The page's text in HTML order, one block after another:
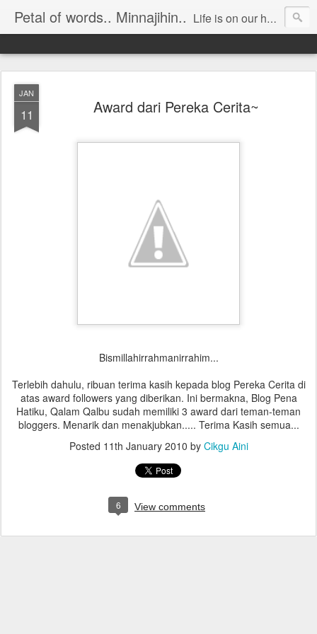
Petal of words.. Minnajihin.. Life is on our hand; Akhirat is in our heart..
JAN
11 Award dari Pereka Cerita~
Bismillahirrahmanirrahim...
Terlebih dahulu, ribuan terima kasih kepada blog Pereka Cerita di
atas award followers yang diberikan. Ini bermakna, Blog Pena
Hatiku, Qalam Qalbu sudah memiliki 3 award dari teman-teman
bloggers. Menarik dan menakjubkan..... Terima Kasih semua...
Posted 11th January 2010 by Cikgu Aini
6 View comments